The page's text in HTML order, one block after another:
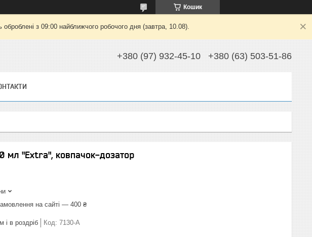
Кошик
з 09:00 найближчого робочого дня (завтра, 10.08).
+380 (97) 932-45-10 +380 (63) 503-51-86
мл "Extra", ковпачок-дозатор
на сайті — 400 ₴
і в роздріб Код: 7130-A